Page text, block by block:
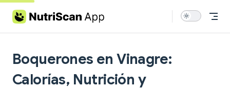
Skip to content
Boquerones en Vinagre:
Calorías, Nutrición y